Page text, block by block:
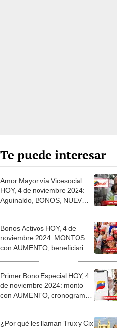
Te puede interesar
Amor Mayor vía Vicesocial
HOY, 4 de noviembre 2024:
Aguinaldo, BONOS, NUEVOS
Bonos Activos HOY, 4 de
noviembre 2024: MONTOS
con AUMENTO, beneficiarios
Primer Bono Especial HOY, 4
de noviembre 2024: monto
con AUMENTO, cronograma
¿Por qué les llaman Trux y Cix